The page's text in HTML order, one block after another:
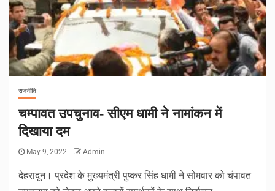
राजनीति
चम्पावत उपचुनाव- सीएम धामी ने नामांकन में
दिखाया दम
May 9, 2022 Admin
देहरादून। प्रदेश के मुख्यमंत्री पुष्कर सिंह धामी ने सोमवार को चंपावत